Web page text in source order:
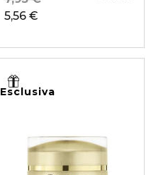
5,56 €
Esclusiva